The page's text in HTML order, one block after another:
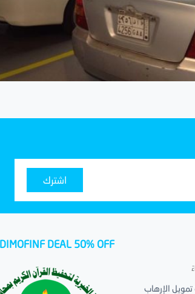
اشترك
الإرهاب
DIMOFINF DEAL 50% OFF